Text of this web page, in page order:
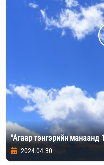
"Агаар тэнгэрийн манаанд
2024.04.30